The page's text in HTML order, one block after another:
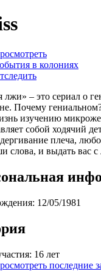
в колониях
лжи» – это сериал о
Почему
изучению
собой ходячий
плеча,
слова, и выдать вас
12/05/1981
16 лет
последние